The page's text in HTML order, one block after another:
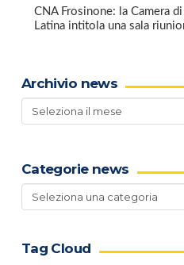
CNA Frosinone: la Camera
Latina intitola una sala
Archivio news
Archivio
news
Categorie news
Categorie
news
Tag Cloud